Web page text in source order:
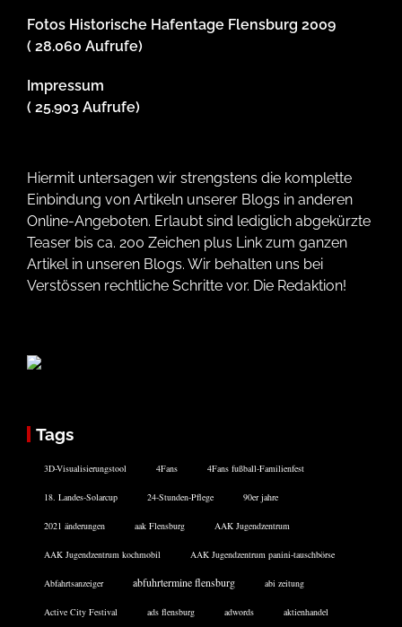
Fotos Historische Hafentage Flensburg 2009
( 28.060 Aufrufe)
Impressum
( 25.903 Aufrufe)
Hiermit untersagen wir strengstens die komplette
Einbindung von Artikeln unserer Blogs in anderen
Online-Angeboten. Erlaubt sind lediglich abgekürzte
Teaser bis ca. 200 Zeichen plus Link zum ganzen
Artikel in unseren Blogs. Wir behalten uns bei
Verstössen rechtliche Schritte vor. Die Redaktion!
Tags
3D-Visualisierungstool 4Fans 4Fans fußball-Familienfest
18. Landes-Solarcup 24-Stunden-Pflege 90er jahre
2021 änderungen aak Flensburg AAK Jugendzentrum
AAK Jugendzentrum kochmobil AAK Jugendzentrum panini-tauschbörse
Abfahrtsanzeiger abfuhrtermine flensburg abi zeitung
Active City Festival ads flensburg adwords aktienhandel